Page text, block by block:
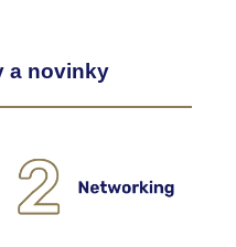
a novinky